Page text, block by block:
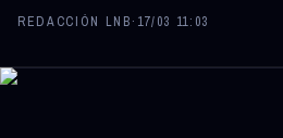
REDACCIÓN LNB· 17/03 11:03